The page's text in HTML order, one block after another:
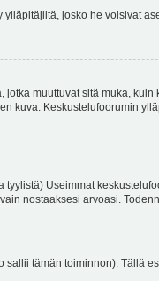
josko he voisivat
muuttuvat sitä muka,
Keskustelufoorumin
Useimmat
nostaaksesi arvoasi.
tämän toiminnon). Tällä